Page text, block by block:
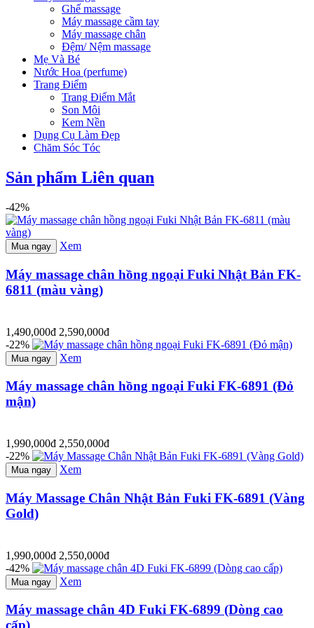
Ghế massage
Máy massage cầm tay
Máy massage chân
Đệm/ Nệm massage
Mẹ Và Bé
Nước Hoa (perfume)
Trang Điểm
Trang Điểm Mắt
Son Môi
Kem Nền
Dụng Cụ Làm Đẹp
Chăm Sóc Tóc
Sản phẩm Liên quan
-42%
Mua ngay Xem
Máy massage chân hồng ngoại Fuki Nhật Bản FK-
6811 (màu vàng)
1,490,000đ 2,590,000đ
-22%
Mua ngay Xem
Máy massage chân hồng ngoại Fuki FK-6891 (Đỏ
mận)
1,990,000đ 2,550,000đ
-22%
Mua ngay Xem
Máy Massage Chân Nhật Bản Fuki FK-6891 (Vàng
Gold)
1,990,000đ 2,550,000đ
-42%
Mua ngay Xem
Máy massage chân 4D Fuki FK-6899 (Dòng cao
cấp)